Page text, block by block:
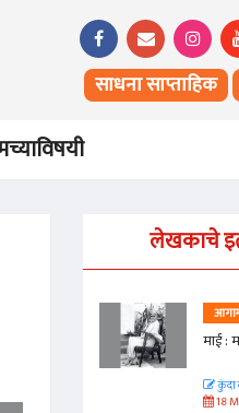
साधना साप्ताहिक
लेखकाचे
माई :
कुंदा
18